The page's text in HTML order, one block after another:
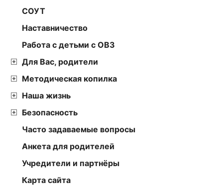
СОУТ
Наставничество
Работа с детьми с ОВЗ
Для Вас, родители
Методическая копилка
Наша жизнь
Безопасность
Часто задаваемые вопросы
Анкета для родителей
Учредители и партнёры
Карта сайта